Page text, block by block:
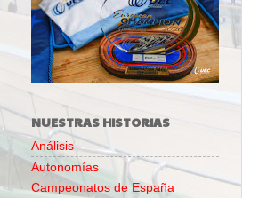
NUESTRAS HISTORIAS
Análisis
Autonomías
Campeonatos de España